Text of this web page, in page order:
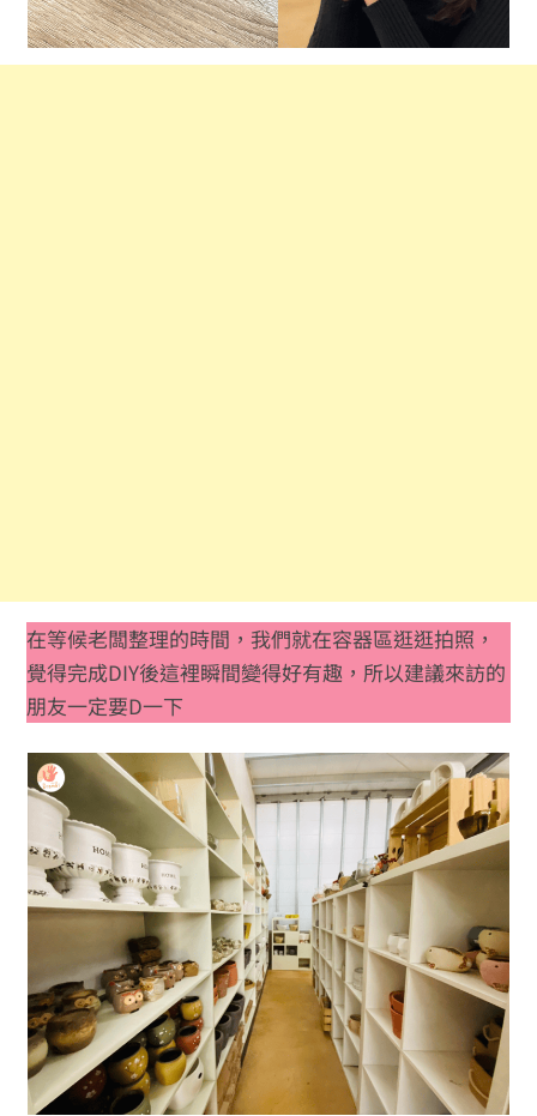
在等候老闆整理的時間，我們就在容器區逛逛拍照，
覺得完成DIY後這裡瞬間變得好有趣，所以建議來訪的
朋友一定要D一下